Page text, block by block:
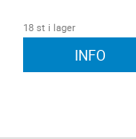
18 st i lager
INFO